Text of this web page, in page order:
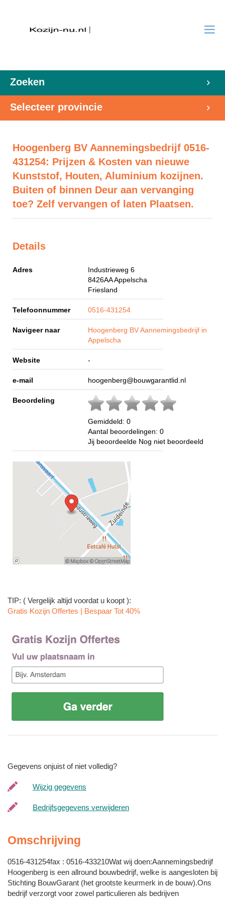
Zoeken
Selecteer provincie
Hoogenberg BV Aannemingsbedrijf 0516-
431254: Prijzen & Kosten van nieuwe
Kunststof, Houten, Aluminium kozijnen.
Buiten of binnen Deur aan vervanging
toe? Zelf vervangen of laten Plaatsen.
Details
Adres
Industrieweg 6
8426AAAppelscha
Friesland
Telefoonnummer 0516-431254
Navigeer naar
Hoogenberg BV Aannemingsbedrijf in
Appelscha
Website -
e-mail hoogenberg@bouwgarantlid.nl
Beoordeling
Gemiddeld: 0
Aantal beoordelingen: 0
Jij beoordeelde Nog niet beoordeeld
TIP: ( Vergelijk altijd voordat u koopt ):
Gratis Kozijn Offertes | Bespaar Tot 40%‎
Gegevens onjuist of niet volledig?
Wijzig gegevens
Bedrijfsgegevens verwijderen
Omschrijving
0516-431254fax : 0516-433210Wat wij doen:Aannemingsbedrijf
Hoogenberg is een allround bouwbedrijf, welke is aangesloten bij
Stichting BouwGarant (het grootste keurmerk in de bouw).Ons
bedrijf verzorgt voor zowel particulieren als bedrijven